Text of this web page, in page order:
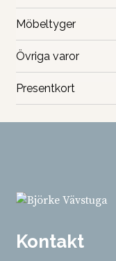
Möbeltyger
Övriga varor
Presentkort
Kontakt